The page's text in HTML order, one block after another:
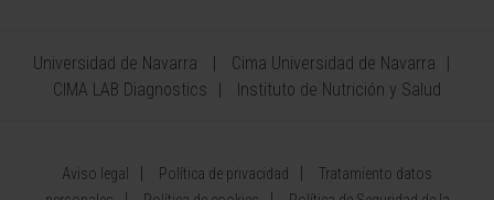
Universidad de Navarra
Cima Universidad de Navarra
CIMA LAB Diagnostics
Instituto de Nutrición y Salud
Aviso legal Política de privacidad
Tratamiento datos